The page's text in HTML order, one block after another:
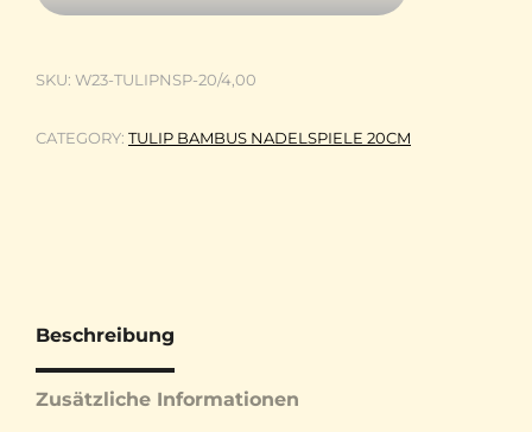
SKU: W23-TULIPNSP-20/4,00
CATEGORY: TULIP BAMBUS NADELSPIELE 20CM
Beschreibung
Zusätzliche Informationen